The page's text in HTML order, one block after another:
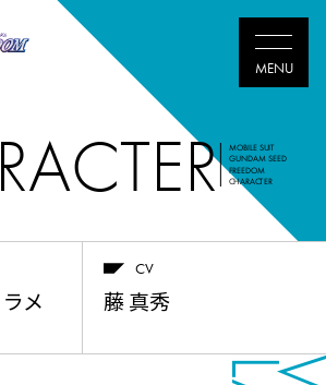
MOBILE SUIT
GUNDAM SEED
FREEDOM
CHARACTER
メ
CV
藤 真秀